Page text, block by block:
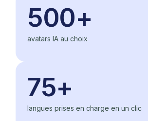
500+
avatars IA au choix
75+
langues prises en charge en un clic